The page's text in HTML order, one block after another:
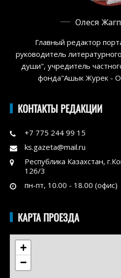
Олеся
Главный редактор
руководитель
души", учредитель
фонда"Ашык Журек -
КОНТАКТЫ РЕДАКЦИИ
+7 775 244 99 15
ks.gazeta@mail.ru
Республика Казахстан,
126/3
пн-пт, 10.00 - 18.00 (офис)
КАРТА ПРОЕЗДА
+
−